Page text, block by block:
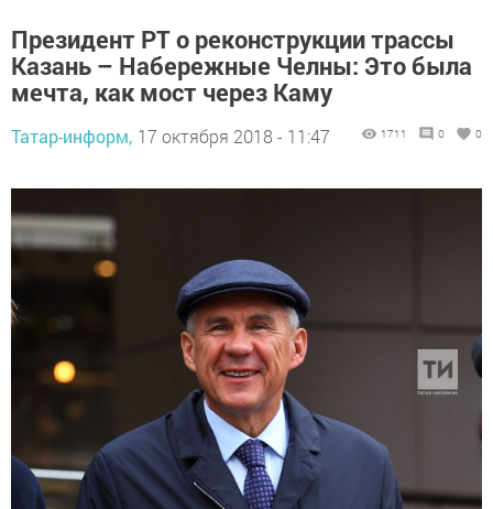
Президент РТ о реконструкции трассы
Казань – Набережные Челны: Это была
мечта, как мост через Каму
Татар-информ, 17 октября 2018 - 11:47 1711 0 0